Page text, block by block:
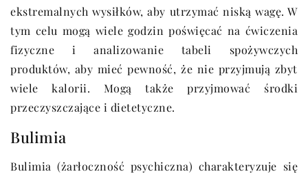
ekstremalnych wysiłków, aby utrzymać niską wagę. W
tym celu mogą wiele godzin poświęcać na ćwiczenia
fizyczne i analizowanie tabeli spożywczych
produktów, aby mieć pewność, że nie przyjmują zbyt
wiele kalorii. Mogą także przyjmować środki
przeczyszczające i dietetyczne.
Bulimia
Bulimia (żarłoczność psychiczna) charakteryzuje się